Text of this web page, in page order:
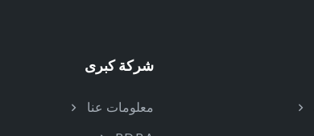
شركة كبرى
معلومات عنا